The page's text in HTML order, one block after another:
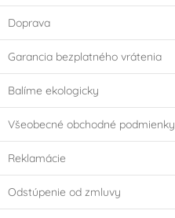
Doprava
Garancia bezplatného vrátenia
Balíme ekologicky
Všeobecné obchodné podmienky
Reklamácie
Odstúpenie od zmluvy